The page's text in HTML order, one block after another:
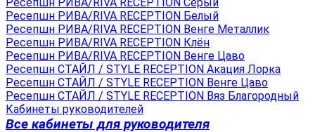
Ресепшн РИВА/RIVA RECEPTION Белый
Ресепшн РИВА/RIVA RECEPTION Венге Металлик
Ресепшн РИВА/RIVA RECEPTION Клён
Ресепшн РИВА/RIVA RECEPTION Венге Цаво
Ресепшн СТАЙЛ / STYLE RECEPTION Акация Лорка
Ресепшн СТАЙЛ / STYLE RECEPTION Венге Цаво
Ресепшн СТАЙЛ / STYLE RECEPTION Вяз Благородный
Кабинеты руководителей
Все кабинеты для руководителя